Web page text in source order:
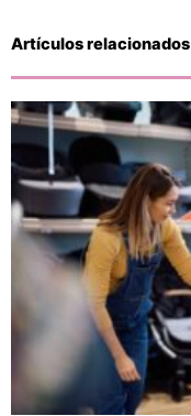
Artículos relacionados